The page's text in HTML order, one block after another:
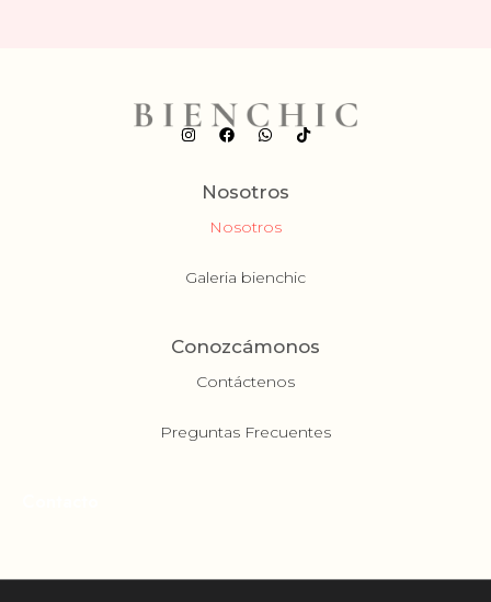
Nosotros
Nosotros
Galeria bienchic
Conozcámonos
Contáctenos
Preguntas Frecuentes